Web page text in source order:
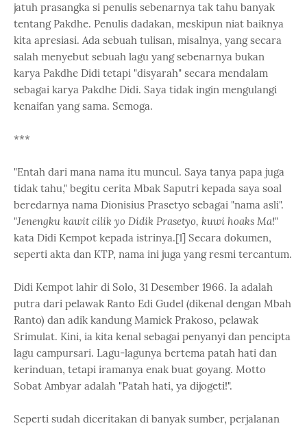
jatuh prasangka si penulis sebenarnya tak tahu banyak
tentang Pakdhe. Penulis dadakan, meskipun niat baiknya
kita apresiasi. Ada sebuah tulisan, misalnya, yang secara
salah menyebut sebuah lagu yang sebenarnya bukan
karya Pakdhe Didi tetapi "disyarah" secara mendalam
sebagai karya Pakdhe Didi. Saya tidak ingin mengulangi
kenaifan yang sama. Semoga.
***
"Entah dari mana nama itu muncul. Saya tanya papa juga
tidak tahu," begitu cerita Mbak Saputri kepada saya soal
beredarnya nama Dionisius Prasetyo sebagai "nama asli".
"Jenengku kawit cilik yo Didik Prasetyo, kuwi hoaks Ma!"
kata Didi Kempot kepada istrinya.[1] Secara dokumen,
seperti akta dan KTP, nama ini juga yang resmi tercantum.
Didi Kempot lahir di Solo, 31 Desember 1966. Ia adalah
putra dari pelawak Ranto Edi Gudel (dikenal dengan Mbah
Ranto) dan adik kandung Mamiek Prakoso, pelawak
Srimulat. Kini, ia kita kenal sebagai penyanyi dan pencipta
lagu campursari. Lagu-lagunya bertema patah hati dan
kerinduan, tetapi iramanya enak buat goyang. Motto
Sobat Ambyar adalah "Patah hati, ya dijogeti!".
Seperti sudah diceritakan di banyak sumber, perjalanan